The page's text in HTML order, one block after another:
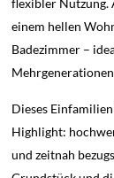
flexibler Nutzung.
einem hellen
Badezimmer –
Dieses
Highlight:
und zeitnah